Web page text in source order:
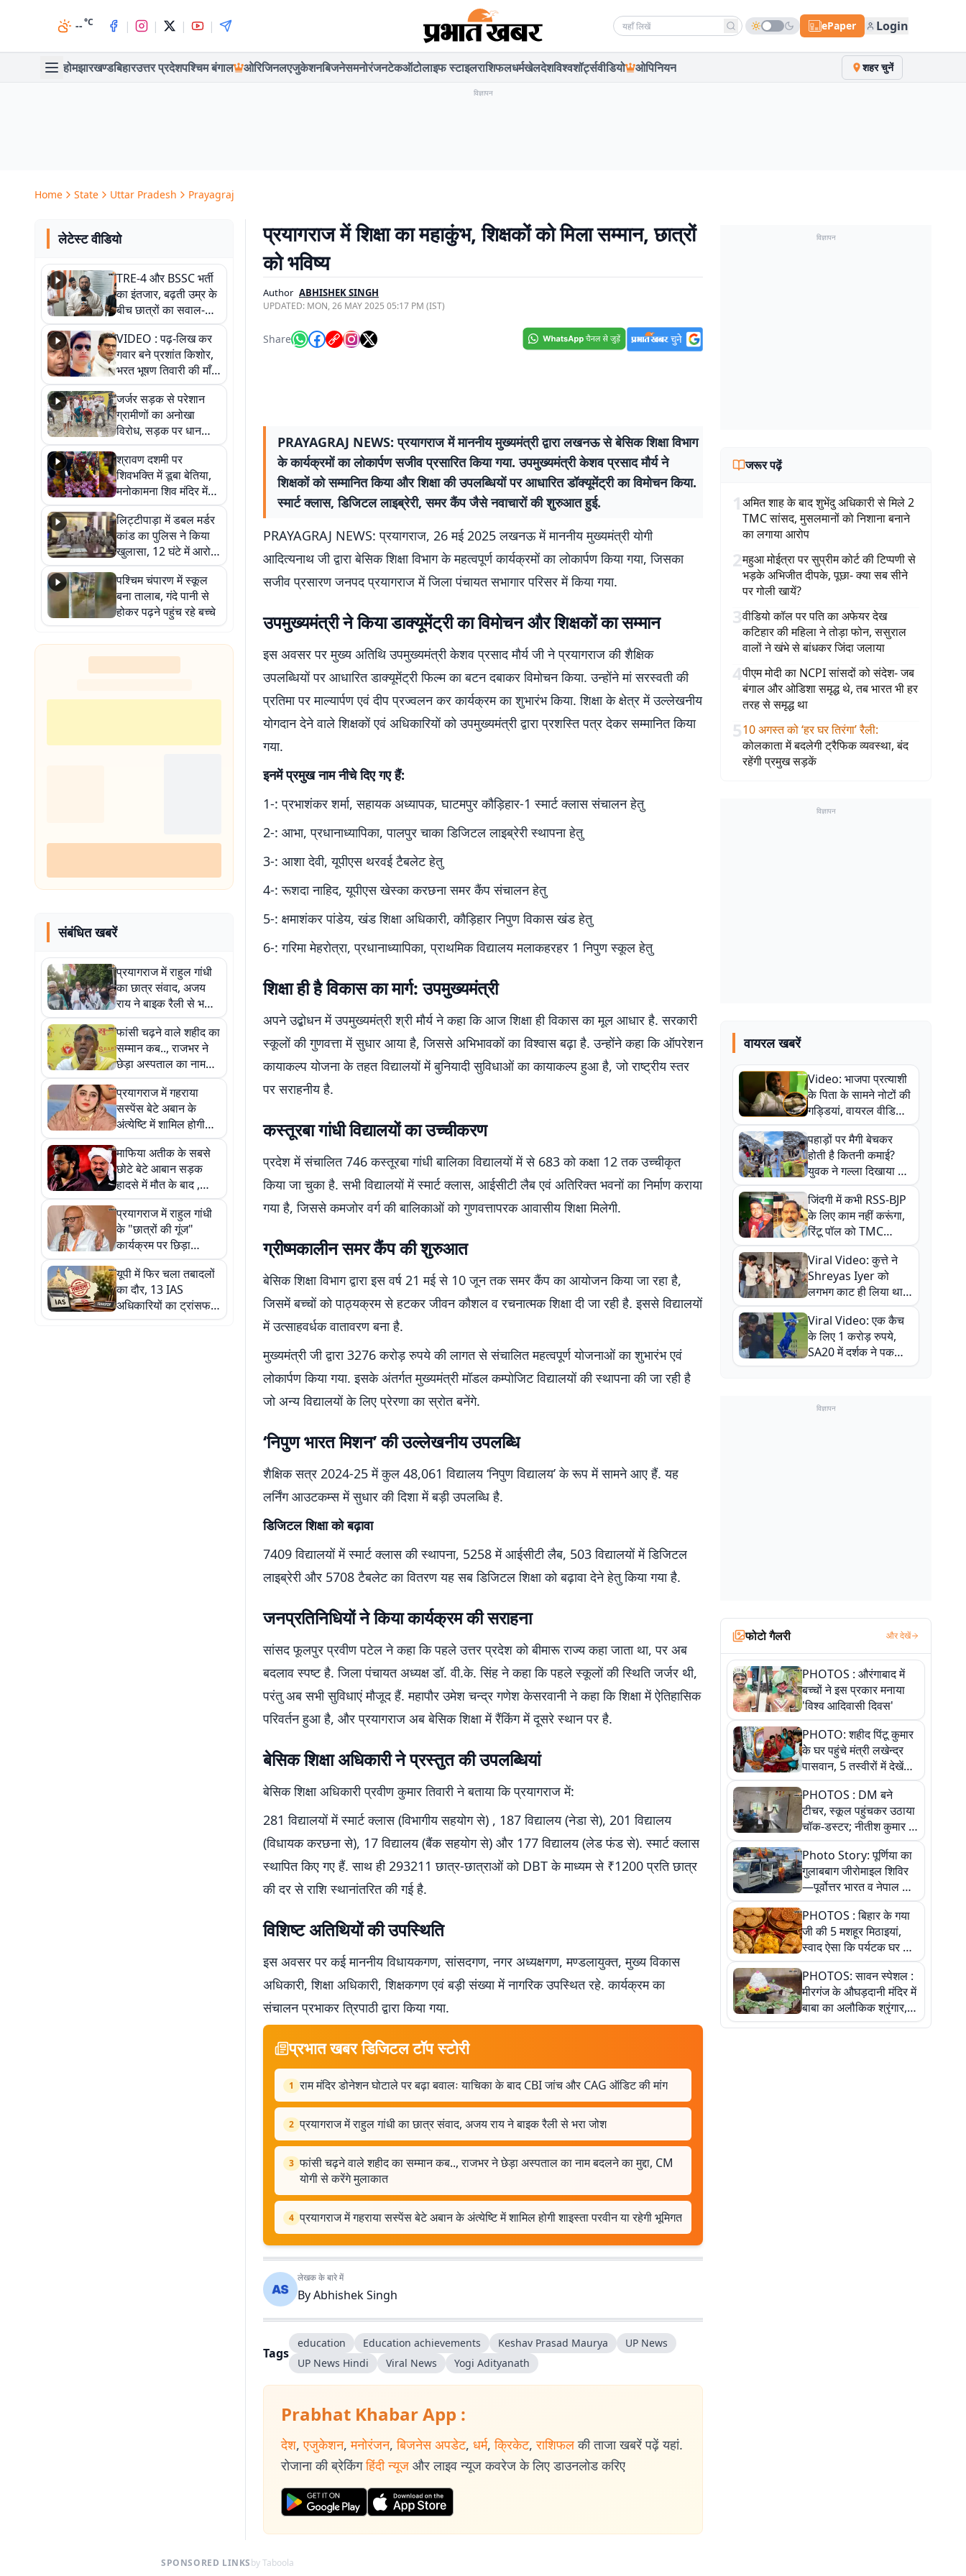
--°C | | | | Search news ePaper Login
होमझारखण्डबिहारउत्तर प्रदेशपश्चिम बंगाल ओरिजिनलएजुकेशनबिजनेसमनोरंजनटेकऑटोलाइफ स्टाइलराशिफलधर्मखेलदेशविश्वशॉर्ट्सवीडियो ओपिनियन शहर चुनें
विज्ञापन
Home State Uttar Pradesh Prayagraj
लेटेस्ट वीडियो
TRE-4 और BSSC भर्ती
का इंतजार, बढ़ती उम्र के
बीच छात्रों का सवाल-
आखिर कब आएगी बहाली?
देखें वीडियो
VIDEO : पढ़-लिख कर
गवार बने प्रशांत किशोर,
भरत भूषण तिवारी की माँ ने
कहा नहीं थी उम्मीद, बेटा
था तो किसी को बोलने की
नहीं थी हिम्मत
जर्जर सड़क से परेशान
ग्रामीणों का अनोखा
विरोध, सड़क पर धान
रोपकर और खाद डालकर
जताया आक्रोश
श्रावण दशमी पर
शिवभक्ति में डूबा बेतिया,
मनोकामना शिव मंदिर में
हुआ भव्य श्रृंगार
लिट्टीपाड़ा में डबल मर्डर
कांड का पुलिस ने किया
खुलासा, 12 घंटे में आरोपी
गिरफ्तार
पश्चिम चंपारण में स्कूल
बना तालाब, गंदे पानी से
होकर पढ़ने पहुंच रहे बच्चे
संबंधित खबरें
प्रयागराज में राहुल गांधी
का छात्र संवाद, अजय
राय ने बाइक रैली से भरा
जोश
फांसी चढ़ने वाले शहीद का
सम्मान कब.., राजभर ने
छेड़ा अस्पताल का नाम
बदलने का मुद्दा, CM योगी
से करेंगे मुलाकात
प्रयागराज में गहराया
सस्पेंस बेटे अबान के
अंत्येष्टि में शामिल होगी
शाइस्ता परवीन या रहेगी
भूमिगत
माफिया अतीक के सबसे
छोटे बेटे आबान सड़क
हादसे में मौत के बाद ,
वायरल रील का मामला
फिर बना चर्चा का विषय
प्रयागराज में राहुल गांधी
के "छात्रों की गूंज"
कार्यक्रम पर छिड़ा
सियासी घमासान, प्रदेश
अध्यक्ष अजय राय का
आरोप, भाजपा के दबाव में
रद्द की गई अनुमति
यूपी में फिर चला तबादलों
का दौर, 13 IAS
अधिकारियों का ट्रांसफर,
जानिए किसे मिली कौन सी
प्रयागराज में शिक्षा का महाकुंभ, शिक्षकों को मिला सम्मान, छात्रों
को भविष्य
Author ABHISHEK SINGH
UPDATED: MON, 26 MAY 2025 05:17 PM (IST)
Share
PRAYAGRAJ NEWS: प्रयागराज में माननीय मुख्यमंत्री द्वारा लखनऊ से बेसिक शिक्षा विभाग
के कार्यक्रमों का लोकार्पण सजीव प्रसारित किया गया. उपमुख्यमंत्री केशव प्रसाद मौर्य ने
शिक्षकों को सम्मानित किया और शिक्षा की उपलब्धियों पर आधारित डॉक्यूमेंट्री का विमोचन किया.
स्मार्ट क्लास, डिजिटल लाइब्रेरी, समर कैंप जैसे नवाचारों की शुरुआत हुई.
PRAYAGRAJ NEWS: प्रयागराज, 26 मई 2025 लखनऊ में माननीय मुख्यमंत्री योगी
आदित्यनाथ जी द्वारा बेसिक शिक्षा विभाग के महत्वपूर्ण कार्यक्रमों का लोकार्पण किया गया, जिसका
सजीव प्रसारण जनपद प्रयागराज में जिला पंचायत सभागार परिसर में किया गया.
उपमुख्यमंत्री ने किया डाक्यूमेंट्री का विमोचन और शिक्षकों का सम्मान
इस अवसर पर मुख्य अतिथि उपमुख्यमंत्री केशव प्रसाद मौर्य जी ने प्रयागराज की शैक्षिक
उपलब्धियों पर आधारित डाक्यूमेंट्री फिल्म का बटन दबाकर विमोचन किया. उन्होंने मां सरस्वती की
प्रतिमा पर माल्यार्पण एवं दीप प्रज्वलन कर कार्यक्रम का शुभारंभ किया. शिक्षा के क्षेत्र में उल्लेखनीय
योगदान देने वाले शिक्षकों एवं अधिकारियों को उपमुख्यमंत्री द्वारा प्रशस्ति पत्र देकर सम्मानित किया
गया.
इनमें प्रमुख नाम नीचे दिए गए हैं:
1-: प्रभाशंकर शर्मा, सहायक अध्यापक, घाटमपुर कौड़िहार-1 स्मार्ट क्लास संचालन हेतु
2-: आभा, प्रधानाध्यापिका, पालपुर चाका डिजिटल लाइब्रेरी स्थापना हेतु
3-: आशा देवी, यूपीएस थरवई टैबलेट हेतु
4-: रूशदा नाहिद, यूपीएस खेस्का करछना समर कैंप संचालन हेतु
5-: क्षमाशंकर पांडेय, खंड शिक्षा अधिकारी, कौड़िहार निपुण विकास खंड हेतु
6-: गरिमा मेहरोत्रा, प्रधानाध्यापिका, प्राथमिक विद्यालय मलाकहरहर 1 निपुण स्कूल हेतु
शिक्षा ही है विकास का मार्ग: उपमुख्यमंत्री
अपने उद्बोधन में उपमुख्यमंत्री श्री मौर्य ने कहा कि आज शिक्षा ही विकास का मूल आधार है. सरकारी
स्कूलों की गुणवत्ता में सुधार आया है, जिससे अभिभावकों का विश्वास बढ़ा है. उन्होंने कहा कि ऑपरेशन
कायाकल्प योजना के तहत विद्यालयों में बुनियादी सुविधाओं का कायाकल्प हुआ है, जो राष्ट्रीय स्तर
पर सराहनीय है.
कस्तूरबा गांधी विद्यालयों का उच्चीकरण
प्रदेश में संचालित 746 कस्तूरबा गांधी बालिका विद्यालयों में से 683 को कक्षा 12 तक उच्चीकृत
किया जा चुका है. सभी विद्यालयों में स्मार्ट क्लास, आईसीटी लैब एवं अतिरिक्त भवनों का निर्माण कराया
गया है, जिससे कमजोर वर्ग की बालिकाओं को गुणवत्तापरक आवासीय शिक्षा मिलेगी.
ग्रीष्मकालीन समर कैंप की शुरुआत
बेसिक शिक्षा विभाग द्वारा इस वर्ष 21 मई से 10 जून तक समर कैंप का आयोजन किया जा रहा है,
जिसमें बच्चों को पाठ्यक्रम से हटकर जीवन कौशल व रचनात्मक शिक्षा दी जा रही है. इससे विद्यालयों
में उत्साहवर्धक वातावरण बना है.
मुख्यमंत्री जी द्वारा 3276 करोड़ रुपये की लागत से संचालित महत्वपूर्ण योजनाओं का शुभारंभ एवं
लोकार्पण किया गया. इसके अंतर्गत मुख्यमंत्री मॉडल कम्पोजिट विद्यालयों की स्थापना की जा रही है
जो अन्य विद्यालयों के लिए प्रेरणा का स्रोत बनेंगे.
‘निपुण भारत मिशन’ की उल्लेखनीय उपलब्धि
शैक्षिक सत्र 2024-25 में कुल 48,061 विद्यालय ‘निपुण विद्यालय’ के रूप में सामने आए हैं. यह
लर्निंग आउटकम्स में सुधार की दिशा में बड़ी उपलब्धि है.
डिजिटल शिक्षा को बढ़ावा
7409 विद्यालयों में स्मार्ट क्लास की स्थापना, 5258 में आईसीटी लैब, 503 विद्यालयों में डिजिटल
लाइब्रेरी और 5708 टैबलेट का वितरण यह सब डिजिटल शिक्षा को बढ़ावा देने हेतु किया गया है.
जनप्रतिनिधियों ने किया कार्यक्रम की सराहना
सांसद फूलपुर प्रवीण पटेल ने कहा कि पहले उत्तर प्रदेश को बीमारू राज्य कहा जाता था, पर अब
बदलाव स्पष्ट है. जिला पंचायत अध्यक्ष डॉ. वी.के. सिंह ने कहा कि पहले स्कूलों की स्थिति जर्जर थी,
परंतु अब सभी सुविधाएं मौजूद हैं. महापौर उमेश चन्द्र गणेश केसरवानी ने कहा कि शिक्षा में ऐतिहासिक
परिवर्तन हुआ है, और प्रयागराज अब बेसिक शिक्षा में रैंकिंग में दूसरे स्थान पर है.
बेसिक शिक्षा अधिकारी ने प्रस्तुत की उपलब्धियां
बेसिक शिक्षा अधिकारी प्रवीण कुमार तिवारी ने बताया कि प्रयागराज में:
281 विद्यालयों में स्मार्ट क्लास (विभागीय सहयोग से) , 187 विद्यालय (नेडा से), 201 विद्यालय
(विधायक करछना से), 17 विद्यालय (बैंक सहयोग से) और 177 विद्यालय (लेड फंड से). स्मार्ट क्लास
स्थापित किए गए हैं. साथ ही 293211 छात्र-छात्राओं को DBT के माध्यम से ₹1200 प्रति छात्र
की दर से राशि स्थानांतरित की गई है.
विशिष्ट अतिथियों की उपस्थिति
इस अवसर पर कई माननीय विधायकगण, सांसदगण, नगर अध्यक्षगण, मण्डलायुक्त, मुख्य विकास
अधिकारी, शिक्षा अधिकारी, शिक्षकगण एवं बड़ी संख्या में नागरिक उपस्थित रहे. कार्यक्रम का
संचालन प्रभाकर त्रिपाठी द्वारा किया गया.
प्रभात खबर डिजिटल टॉप स्टोरी
1 राम मंदिर डोनेशन घोटाले पर बढ़ा बवालः याचिका के बाद CBI जांच और CAG ऑडिट की मांग
2 प्रयागराज में राहुल गांधी का छात्र संवाद, अजय राय ने बाइक रैली से भरा जोश
3 फांसी चढ़ने वाले शहीद का सम्मान कब.., राजभर ने छेड़ा अस्पताल का नाम बदलने का मुद्दा, CM
योगी से करेंगे मुलाकात
4 प्रयागराज में गहराया सस्पेंस बेटे अबान के अंत्येष्टि में शामिल होगी शाइस्ता परवीन या रहेगी भूमिगत
लेखक के बारे में
ByAbhishek Singh
Tags
education Education achievements Keshav Prasad Maurya
UP News
UP News Hindi
Viral News Yogi Adityanath
Prabhat Khabar App :
देश, एजुकेशन, मनोरंजन, बिजनेस अपडेट, धर्म, क्रिकेट, राशिफल की ताजा खबरें पढ़ें यहां.
रोजाना की ब्रेकिंग हिंदी न्यूज और लाइव न्यूज कवरेज के लिए डाउनलोड करिए
विज्ञापन
जरूर पढ़ें
1अमित शाह के बाद शुभेंदु अधिकारी से मिले 2
TMC सांसद, मुसलमानों को निशाना बनाने
का लगाया आरोप
2महुआ मोईत्रा पर सुप्रीम कोर्ट की टिप्पणी से
भड़के अभिजीत दीपके, पूछा- क्या सब सीने
पर गोली खायें?
3वीडियो कॉल पर पति का अफेयर देख
कटिहार की महिला ने तोड़ा फोन, ससुराल
वालों ने खंभे से बांधकर जिंदा जलाया
4पीएम मोदी का NCPI सांसदों को संदेश- जब
बंगाल और ओडिशा समृद्ध थे, तब भारत भी हर
तरह से समृद्ध था
510 अगस्त को ‘हर घर तिरंगा’ रैली:
कोलकाता में बदलेगी ट्रैफिक व्यवस्था, बंद
रहेंगी प्रमुख सड़कें
विज्ञापन
वायरल खबरें
Video: भाजपा प्रत्याशी
के पिता के सामने नोटों की
गड्डियां, वायरल वीडियो
से राजनीति में उबाल,
अजित महतो बोले- TMC
की गंदी चाल
पहाड़ों पर मैगी बेचकर
होती है कितनी कमाई?
युवक ने गल्ला दिखाया तो
नौकरी वालों के खड़े हो गए
कान
जिंदगी में कभी RSS-BJP
के लिए काम नहीं करूंगा,
रिंटू पॉल को TMC
ऑफिस में ले जाकर पीटा,
Video वायरल
Viral Video: कुत्ते ने
Shreyas Iyer को
लगभग काट ही लिया था,
न्यूजीलैंड सीरीज से पहले
बाल-बाल बचे
Viral Video: एक कैच
के लिए 1 करोड़ रुपये,
SA20 में दर्शक ने पकड़ा
एक हाथ से गजब का कैच
विज्ञापन
फोटो गैलरी और देखें
PHOTOS : औरंगाबाद में
बच्चों ने इस प्रकार मनाया
'विश्व आदिवासी दिवस'
PHOTO: शहीद पिंटू कुमार
के घर पहुंचे मंत्री लखेन्द्र
पासवान, 5 तस्वीरों में देखें
उस भावुक पल की पूरी
कहानी
PHOTOS : DM बने
टीचर, स्कूल पहुंचकर उठाया
चॉक-डस्टर; नीतीश कुमार के
इस चहेते अधिकारी को
जानिए
Photo Story: पूर्णिया का
गुलाबबाग जीरोमाइल शिविर
—पूर्वोत्तर भारत व नेपाल के
कांवरियों का प्रमुख सेवा धाम
PHOTOS : बिहार के गया
जी की 5 मशहूर मिठाइयां,
स्वाद ऐसा कि पर्यटक घर ले
जाना नहीं भूलते, तस्वीरों में
देखें
PHOTOS: सावन स्पेशल :
मीरगंज के औघड़दानी मंदिर में
बाबा का अलौकिक श्रृंगार,
तस्वीरों में देखें महादेव के कई
SPONSORED LINKSby Taboola